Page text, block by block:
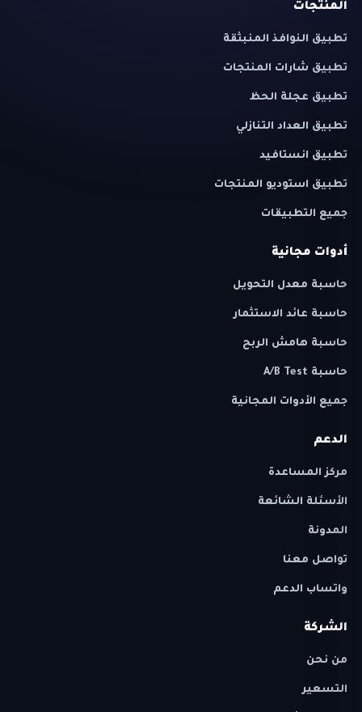
المنتجات
تطبيق النوافذ المنبثقة
تطبيق شارات المنتجات
تطبيق عجلة الحظ
تطبيق العداد التنازلي
تطبيق انستافيد
تطبيق استوديو المنتجات
جميع التطبيقات
أدوات مجانية
حاسبة معدل التحويل
حاسبة عائد الاستثمار
حاسبة هامش الربح
حاسبة A/B Test
جميع الأدوات المجانية
الدعم
مركز المساعدة
الأسئلة الشائعة
المدونة
تواصل معنا
واتساب الدعم
الشركة
من نحن
التسعير